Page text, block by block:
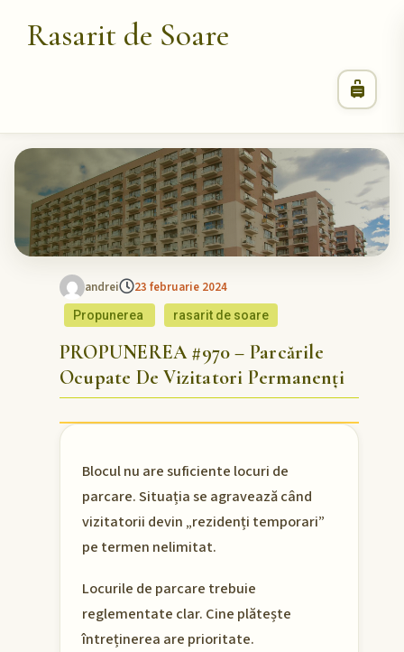
Rasarit de Soare
andrei 23 februarie 2024
Propunerea rasarit de soare
PROPUNEREA #970 – Parcările
Ocupate De Vizitatori Permanenți
Blocul nu are suficiente locuri de
parcare. Situația se agravează când
vizitatorii devin „rezidenți temporari”
pe termen nelimitat.
Locurile de parcare trebuie
reglementate clar. Cine plătește
întreținerea are prioritate.